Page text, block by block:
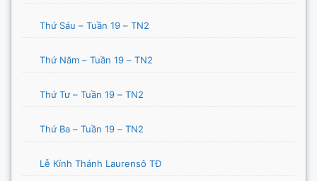
Thứ Sáu – Tuần 19 – TN2
Thứ Năm – Tuần 19 – TN2
Thứ Tư – Tuần 19 – TN2
Thứ Ba – Tuần 19 – TN2
Lễ Kính Thánh Laurensô TĐ